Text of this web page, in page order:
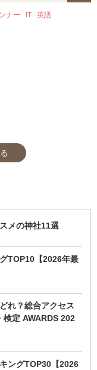
ナー IT 英語
メの神社11選
TOP10【2026年最
れ？総合アクセス
検定 AWARDS 202
ングTOP30【2026